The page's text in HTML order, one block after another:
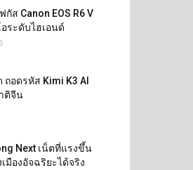
กัส Canon EOS R6 V
ระดับไฮเอนด์
ถอดรหัส Kimi K3 AI
ติจีน
Next เน็ตที่แรงขึ้น
มืองอัจฉริยะได้จริง